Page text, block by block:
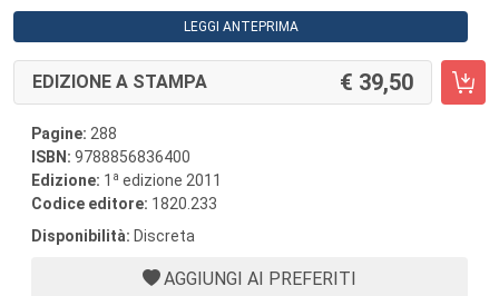
LEGGI ANTEPRIMA
EDIZIONE A STAMPA 39,50
Pagine: 288
ISBN: 9788856836400
Edizione: 1 a edizione 2011
Codice editore: 1820.233
Disponibilità: Discreta
AGGIUNGI AI PREFERITI